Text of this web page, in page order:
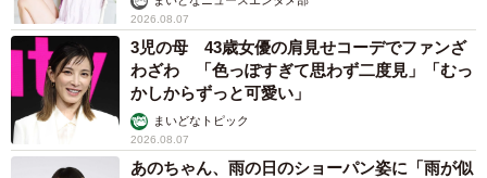
2026.08.07
3児の母 43歳女優の肩見せコーデでファンざ
わざわ 「色っぽすぎて思わず二度見」「むっ
かしからずっと可愛い」
まいどなトピック
2026.08.07
あのちゃん、雨の日のショーパン姿に「雨が似